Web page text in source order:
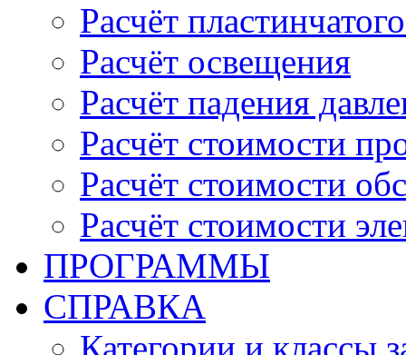
Расчёт
Расчёт освещения
Расчёт падения
Расчёт стоимости
Расчёт стоимости
Расчёт стоимости
ПРОГРАММЫ
СПРАВКА